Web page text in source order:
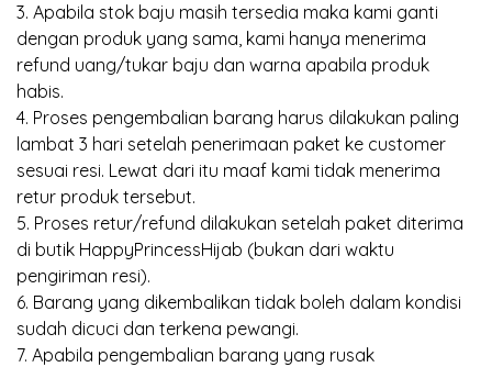
3. Apabila stok baju masih tersedia maka kami ganti
dengan produk yang sama, kami hanya menerima
refund uang/tukar baju dan warna apabila produk
habis.
4. Proses pengembalian barang harus dilakukan paling
lambat 3 hari setelah penerimaan paket ke customer
sesuai resi. Lewat dari itu maaf kami tidak menerima
retur produk tersebut.
5. Proses retur/refund dilakukan setelah paket diterima
di butik HappyPrincessHijab (bukan dari waktu
pengiriman resi).
6. Barang yang dikembalikan tidak boleh dalam kondisi
sudah dicuci dan terkena pewangi.
7. Apabila pengembalian barang yang rusak